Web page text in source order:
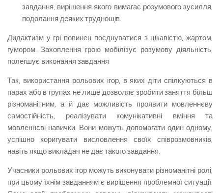
завдання, вирішення якого вимагає розумо­вого зусилля,
подолання деяких труднощів.
Дидактизм у грі повинен поєднуватися з ці­кавістю, жартом,
гумором. Захоплення грою мо­білізує розумову діяльність,
полегшує виконання завдання
Так, використання рольових ігор, в яких діти спілкуються в
парах або в групах не лише дозволяє зробити заняття більш
різноманітним, а й дає можливість проявити мовленнєву
самостійність, реалізувати комунікативні вміння та
мовленнєві навички. Вони можуть допомагати один одному,
успішно коригувати висловлення своїх співрозмовників,
навіть якщо викладач не дає такого завдання.
Учасники рольових ігор можуть виконувати різноманітні ролі,
при цьому їхнім завданням є вирішення проблемної ситуації.